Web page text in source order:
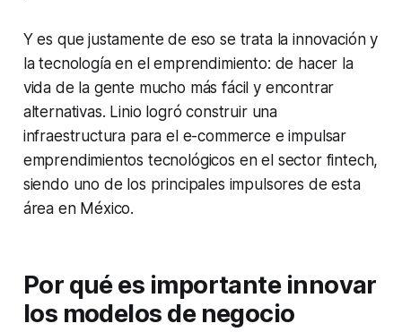
Y es que justamente de eso se trata la innovación y
la tecnología en el emprendimiento: de hacer la
vida de la gente mucho más fácil y encontrar
alternativas. Linio logró construir una
infraestructura para el e-commerce e impulsar
emprendimientos tecnológicos en el sector fintech,
siendo uno de los principales impulsores de esta
área en México.
Por qué es importante innovar
los modelos de negocio